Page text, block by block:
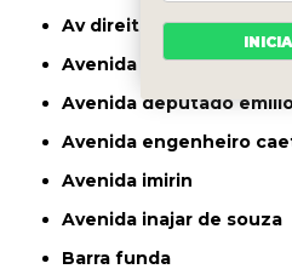
av direitos humanos
avenida casa verde
avenida deputado
avenida engenheiro
avenida imirin
avenida inajar de souza
barra funda